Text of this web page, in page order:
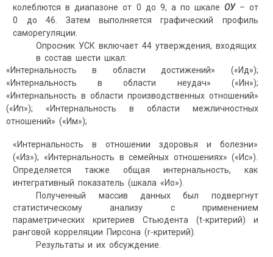
колеблются в диапазоне от 0 до 9, а по шкале ОУ – от
0 до 46. Затем выполняется графический профиль
саморегуляции.
Опросник УСК включает 44 утверждения, входящих
в состав шести шкал:
«Интернальность в области достижений» («Ид»);
«Интернальность в области неудач» («Ин»);
«Интернальность в области производственных отношений»
(«Ип»); «Интернальность в области межличностных
отношений» («Им»);
«Интернальность в отношении здоровья и болезни»
(«Из»); «Интернальность в семейных отношениях» («Ис»).
Определяется также общая интернальность, как
интегративный показатель (шкала «Ио»).
Полученный массив данных был подвергнут
статистическому анализу с применением
параметрических критериев Стьюдента (t-критерий) и
ранговой корреляции Пирсона (r-критерий).
Результаты и их обсуждение.